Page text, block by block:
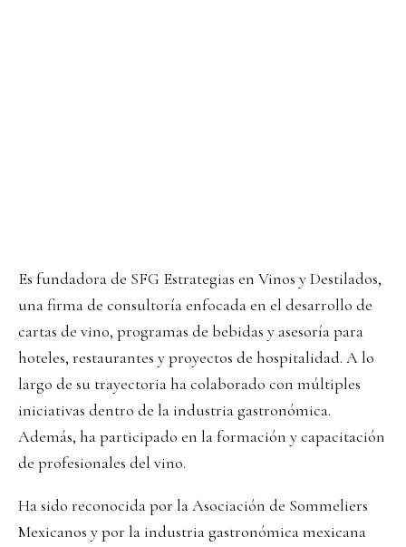
Es fundadora de SFG Estrategias en Vinos y Destilados,
una firma de consultoría enfocada en el desarrollo de
cartas de vino, programas de bebidas y asesoría para
hoteles, restaurantes y proyectos de hospitalidad. A lo
largo de su trayectoria ha colaborado con múltiples
iniciativas dentro de la industria gastronómica.
Además, ha participado en la formación y capacitación
de profesionales del vino.
Ha sido reconocida por la Asociación de Sommeliers
Mexicanos y por la industria gastronómica mexicana